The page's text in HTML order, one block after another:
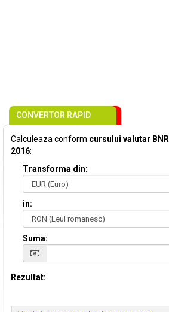
CONVERTOR RAPID
Calculeaza conform cursului valutar BNR
2016:
Transforma din:
in:
Suma:
Rezultat: